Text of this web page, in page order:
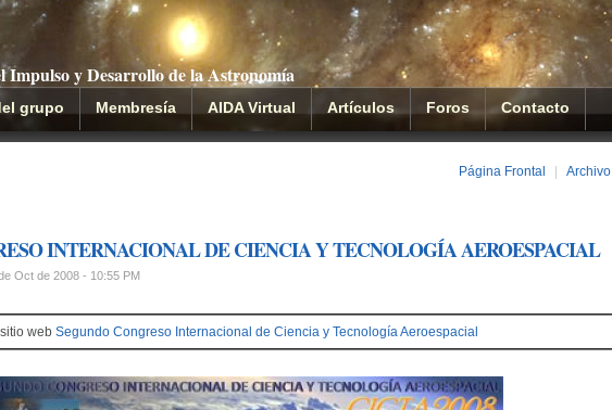
Impulso y Desarrollo de la Astronomía
grupo Membresía AIDA Virtual Artículos Foros Contacto
Página Frontal Archivo
INTERNACIONAL DE CIENCIA Y TECNOLOGÍA AEROESPACIAL
Oct de 2008 - 10:55 PM
web Segundo Congreso Internacional de Ciencia y Tecnología Aeroespacial